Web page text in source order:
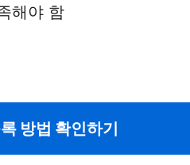
해야 함
방법 확인하기